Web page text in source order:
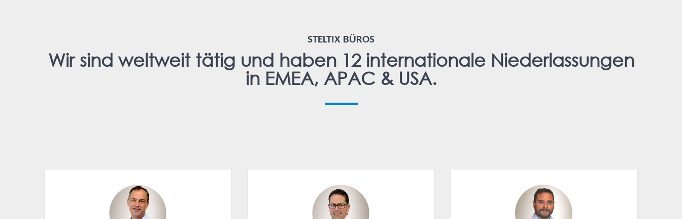
STELTIX BÜROS
Wir sind weltweit tätig und haben 12 internationale Niederlassungen
in EMEA, APAC & USA.